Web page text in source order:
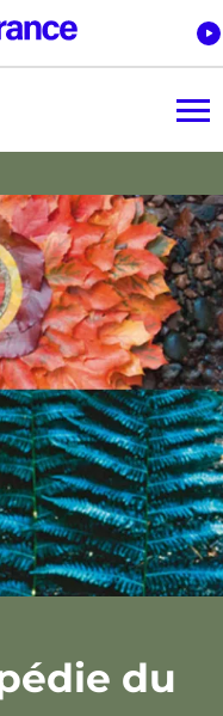
du